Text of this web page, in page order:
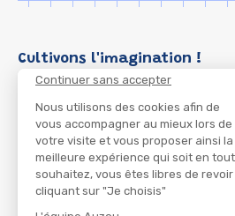
Continuer sans accepter
Nous utilisons des cookies afin de
vous accompagner au mieux lors de
votre visite et vous proposer ainsi la
meilleure expérience qui soit en
souhaitez, vous êtes libres de
cliquant sur "Je choisis"
Cultivons l'imagination !